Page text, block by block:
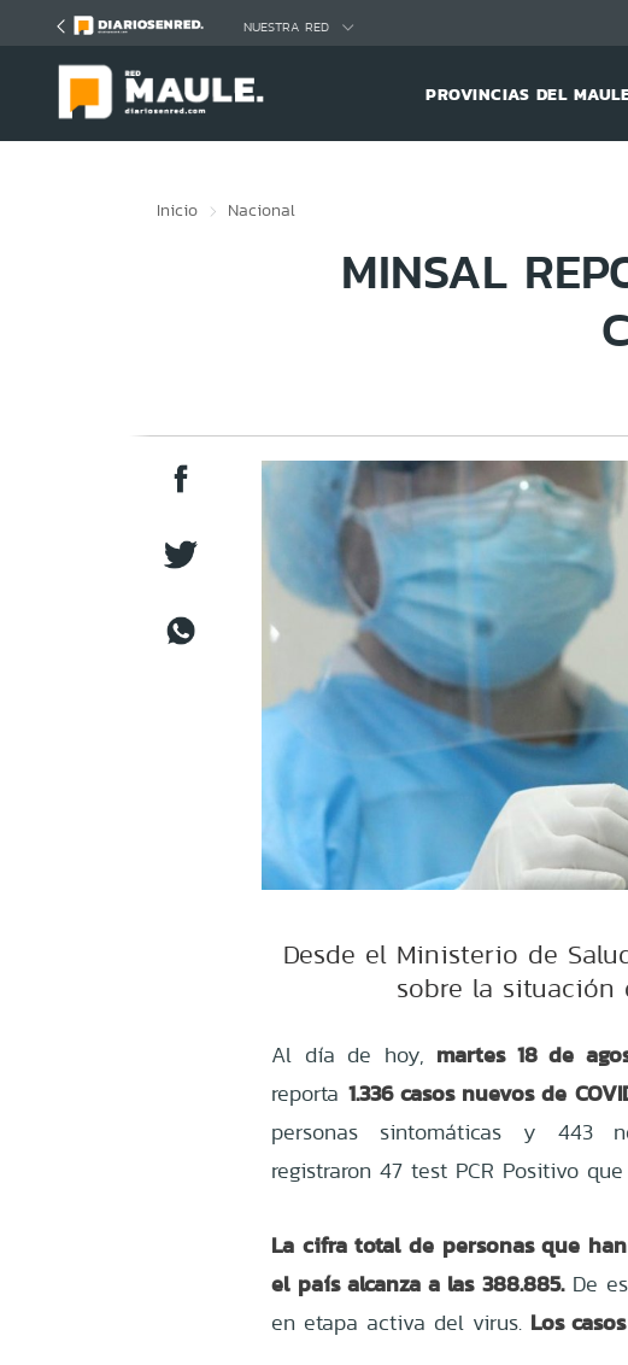
NUESTRA RED
PROVINCIAS DEL
Inicio Nacional
MINSAL
Desde el Ministerio de
sobre la situación
Al día de hoy, martes 18 de
reporta 1.336 casos nuevos de
personas sintomáticas y 443
registraron 47 test PCR Positivo
La cifra total de personas que
el país alcanza a las 388.885.De
en etapa activa del virus. Los